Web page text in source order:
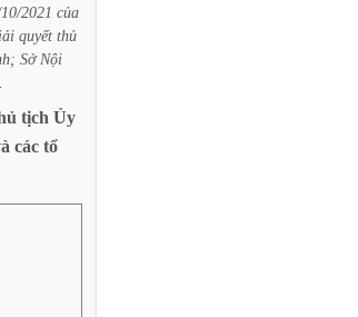
2021 của
quyết thủ
Sở Nội
tịch Ủy
các tổ